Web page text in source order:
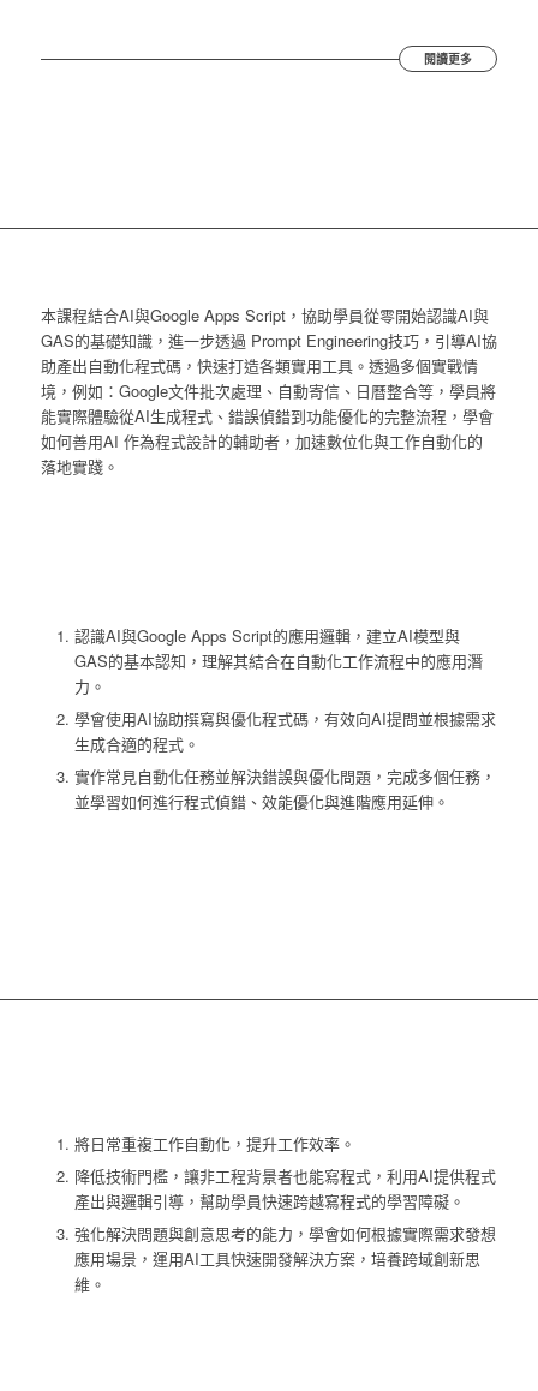
閱讀更多
本課程結合AI與Google Apps Script，協助學員從零開始認識AI與
GAS的基礎知識，進一步透過 Prompt Engineering技巧，引導AI協
助產出自動化程式碼，快速打造各類實用工具。透過多個實戰情
境，例如：Google文件批次處理、自動寄信、日曆整合等，學員將
能實際體驗從AI生成程式、錯誤偵錯到功能優化的完整流程，學會
如何善用AI 作為程式設計的輔助者，加速數位化與工作自動化的
落地實踐。
認識AI與Google Apps Script的應用邏輯，建立AI模型與
GAS的基本認知，理解其結合在自動化工作流程中的應用潛
力。
學會使用AI協助撰寫與優化程式碼，有效向AI提問並根據需求
生成合適的程式。
實作常見自動化任務並解決錯誤與優化問題，完成多個任務，
並學習如何進行程式偵錯、效能優化與進階應用延伸。
將日常重複工作自動化，提升工作效率。
降低技術門檻，讓非工程背景者也能寫程式，利用AI提供程式
產出與邏輯引導，幫助學員快速跨越寫程式的學習障礙。
強化解決問題與創意思考的能力，學會如何根據實際需求發想
應用場景，運用AI工具快速開發解決方案，培養跨域創新思
維。